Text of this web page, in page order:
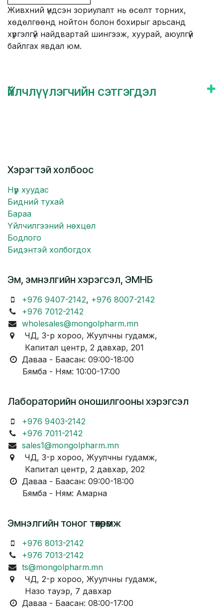
Живхний үндсэн зориулалт нь өсөлт торних,
хөдөлгөөнд нойтон болон бохирыг арьсанд
хүргэлгүй найдвартай шингээж, хуурай, аюулгүй
байлгах явдал юм.
Үйлчлүүлэгчийн сэтгэгдэл
Хэрэгтэй холбоос
Нүүр хуудас
Бидний тухай
Бараа
Үйлчилгээний нөхцөл
Бодлого
Бидэнтэй холбогдох
Эм, эмнэлгийн хэрэгсэл, ЭМНБ
+976 9407-2142, +976 8007-2142
+976 7012-2142
wholesales@mongolpharm.mn
ЧД, 3-р хороо, Жуулчны гудамж,
Капитал центр, 2 давхар, 201
Даваа - Баасан: 09:00-18:00
Бямба - Ням: 10:00-17:00
Лабораторийн оношилгооны хэрэгсэл
+976 9403-2142
+976 7011-2142
sales1@mongolpharm.mn
ЧД, 3-р хороо, Жуулчны гудамж,
Капитал центр, 2 давхар, 202
Даваа - Баасан: 09:00-18:00
Бямба - Ням: Амарна
Эмнэлгийн тоног төхөөрөмж
+976 8013-2142
+976 7013-2142
ts@mongolpharm.mn
ЧД, 2-р хороо, Жуулчны гудамж,
Назо тауэр, 7 давхар
Даваа - Баасан: 08:00-17:00